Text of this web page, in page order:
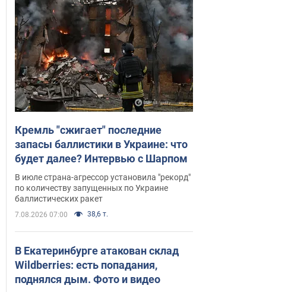
Кремль "сжигает" последние
запасы баллистики в Украине: что
будет далее? Интервью с Шарпом
В июле страна-агрессор установила "рекорд"
по количеству запущенных по Украине
баллистических ракет
7.08.2026 07:00 38,6 т.
В Екатеринбурге атакован склад
Wildberries: есть попадания,
поднялся дым. Фото и видео